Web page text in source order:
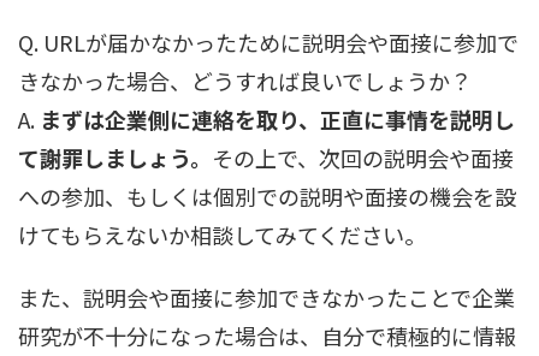
Q. URLが届かなかったために説明会や面接に参加で
きなかった場合、どうすれば良いでしょうか？
A. まずは企業側に連絡を取り、正直に事情を説明し
て謝罪しましょう。 その上で、次回の説明会や面接
への参加、もしくは個別での説明や面接の機会を設
けてもらえないか相談してみてください。
また、説明会や面接に参加できなかったことで企業
研究が不十分になった場合は、自分で積極的に情報